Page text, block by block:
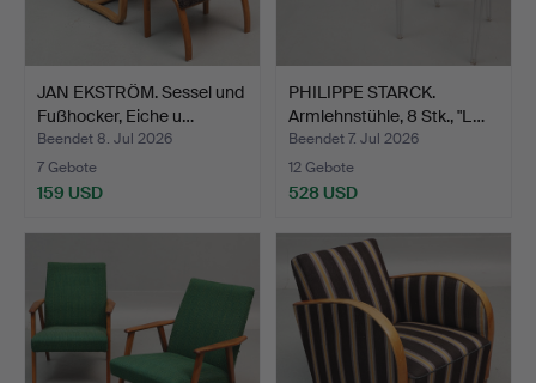
JAN EKSTRÖM. Sessel und
Fußhocker, Eiche u…
Beendet 8. Jul 2026
7 Gebote
159 USD
PHILIPPE STARCK.
Armlehnstühle, 8 Stk., "L…
Beendet 7. Jul 2026
12 Gebote
528 USD